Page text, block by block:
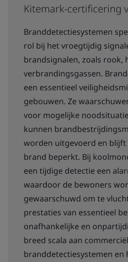
Kitemark-certificering
Branddetectiesystemen
rol bij het vroegtijdig
brandsignalen, zoals rook,
verbrandingsgassen.
een essentieel
gebouwen. Ze
voor mogelijke
kunnen
worden uitgevoerd en blijft
brand beperkt. Bij
een tijdige detectie een
waardoor de bewoners
gewaarschuwd om te
prestaties van essentieel
onafhankelijke en
breed scala aan
branddetectiesystemen en